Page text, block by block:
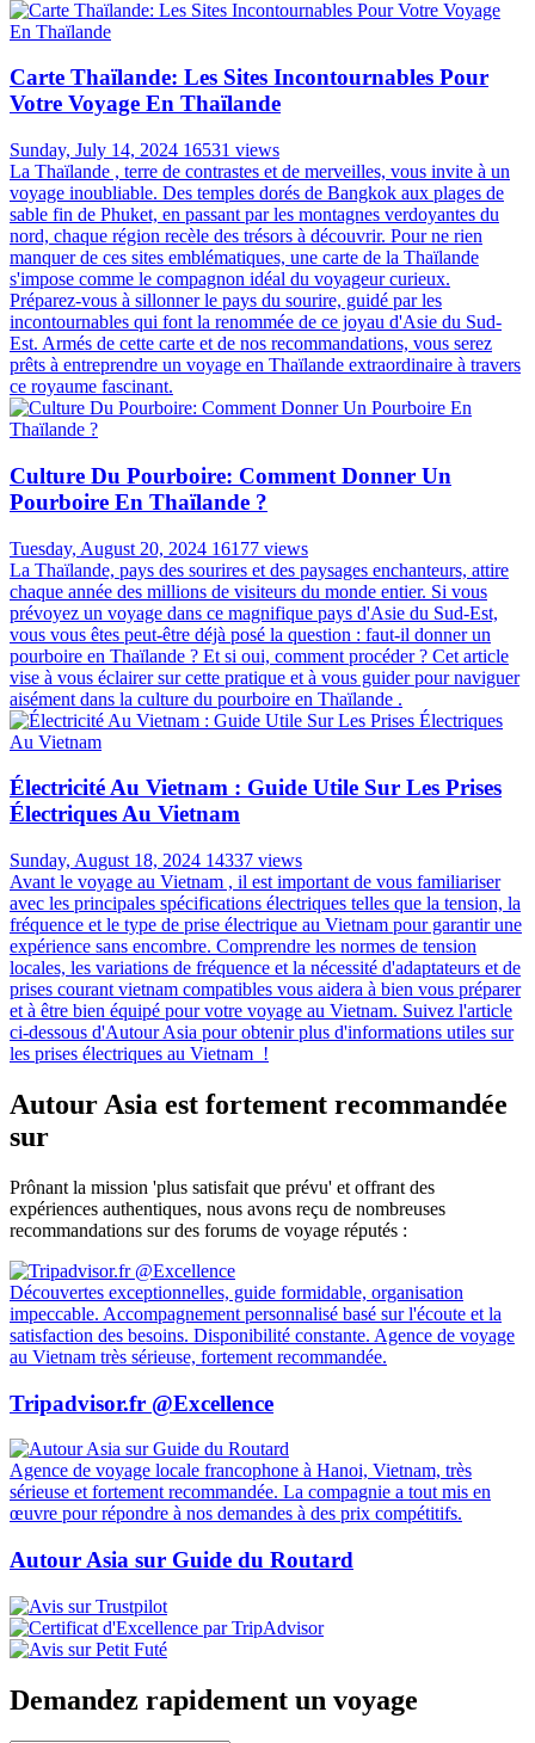
Carte Thaïlande: Les Sites Incontournables Pour
Votre Voyage En Thaïlande
Sunday, July 14, 2024 16531 views
La Thaïlande , terre de contrastes et de merveilles, vous invite à un
voyage inoubliable. Des temples dorés de Bangkok aux plages de
sable fin de Phuket, en passant par les montagnes verdoyantes du
nord, chaque région recèle des trésors à découvrir. Pour ne rien
manquer de ces sites emblématiques, une carte de la Thaïlande
s'impose comme le compagnon idéal du voyageur curieux.
Préparez-vous à sillonner le pays du sourire, guidé par les
incontournables qui font la renommée de ce joyau d'Asie du Sud-
Est. Armés de cette carte et de nos recommandations, vous serez
prêts à entreprendre un voyage en Thaïlande extraordinaire à travers
ce royaume fascinant.
Culture Du Pourboire: Comment Donner Un
Pourboire En Thaïlande ?
Tuesday, August 20, 2024 16177 views
La Thaïlande, pays des sourires et des paysages enchanteurs, attire
chaque année des millions de visiteurs du monde entier. Si vous
prévoyez un voyage dans ce magnifique pays d'Asie du Sud-Est,
vous vous êtes peut-être déjà posé la question : faut-il donner un
pourboire en Thaïlande ? Et si oui, comment procéder ? Cet article
vise à vous éclairer sur cette pratique et à vous guider pour naviguer
aisément dans la culture du pourboire en Thaïlande .
Électricité Au Vietnam : Guide Utile Sur Les Prises
Électriques Au Vietnam
Sunday, August 18, 2024 14337 views
Avant le voyage au Vietnam , il est important de vous familiariser
avec les principales spécifications électriques telles que la tension, la
fréquence et le type de prise électrique au Vietnam pour garantir une
expérience sans encombre. Comprendre les normes de tension
locales, les variations de fréquence et la nécessité d'adaptateurs et de
prises courant vietnam compatibles vous aidera à bien vous préparer
et à être bien équipé pour votre voyage au Vietnam. Suivez l'article
ci-dessous d'Autour Asia pour obtenir plus d'informations utiles sur
les prises électriques au Vietnam !
Autour Asia est fortement recommandée
sur
Prônant la mission 'plus satisfait que prévu' et offrant des
expériences authentiques, nous avons reçu de nombreuses
recommandations sur des forums de voyage réputés :
Découvertes exceptionnelles, guide formidable, organisation
impeccable. Accompagnement personnalisé basé sur l'écoute et la
satisfaction des besoins. Disponibilité constante. Agence de voyage
au Vietnam très sérieuse, fortement recommandée.
Tripadvisor.fr @Excellence
Agence de voyage locale francophone à Hanoi, Vietnam, très
sérieuse et fortement recommandée. La compagnie a tout mis en
œuvre pour répondre à nos demandes à des prix compétitifs.
Autour Asia sur Guide du Routard
Demandez rapidement un voyage